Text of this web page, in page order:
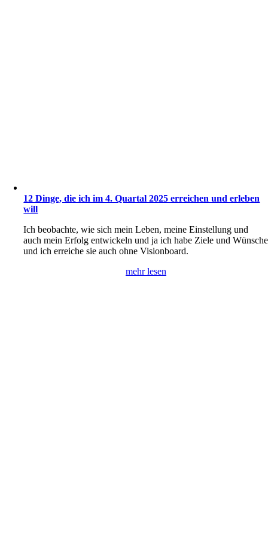
12 Dinge, die ich im 4. Quartal 2025 erreichen und erleben
will
Ich beobachte, wie sich mein Leben, meine Einstellung und
auch mein Erfolg entwickeln und ja ich habe Ziele und Wünsche
und ich erreiche sie auch ohne Visionboard.
mehr lesen